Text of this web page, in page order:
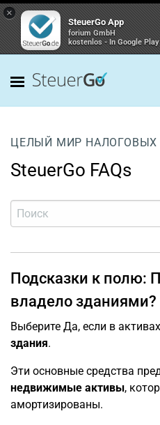
×
SteuerGo App
forium GmbH
kostenlos - In Google Play
ЦЕЛЫЙ МИР НАЛОГОВЫХ
SteuerGo FAQs
Подсказки к полю:
владело зданиями?
Выберите Да, если в
здания.
Эти основные средства
недвижимые активы,
амортизированы.